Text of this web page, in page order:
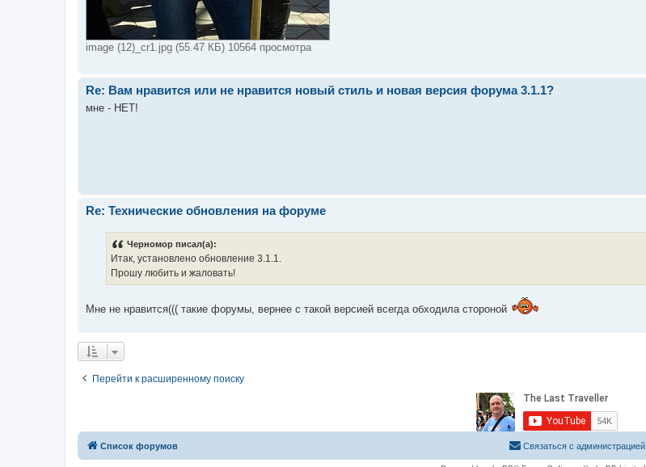
image (12)_cr1.jpg (55.47 КБ) 10564 просмотра
Re: Вам нравится или не нравится новый стиль и новая версия форума 3.1.1?
мне - НЕТ!
Re: Технические обновления на форуме
Черномор писал(а):
Итак, установлено обновление 3.1.1.
Прошу любить и жаловать!
Мне не нравится((( такие форумы, вернее с такой версией всегда обходила стороной
Перейти к расширенному поиску
Список форумов Связаться с администрацией